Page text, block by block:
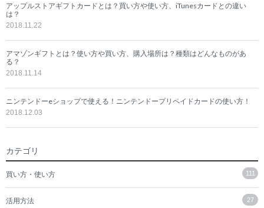
アップルストアギフトカードとは？買い方や使い方、iTunesカードとの違い
は？
2018.11.22
アマゾンギフトとは？使い方や買い方、購入場所は？種類はどんなものがあ
る？
2018.11.14
ニンテンドーeショップで使える！ニンテンドープリペイドカードの使い方！
2018.12.03
カテゴリ
買い方・使い方 111
活用方法 27